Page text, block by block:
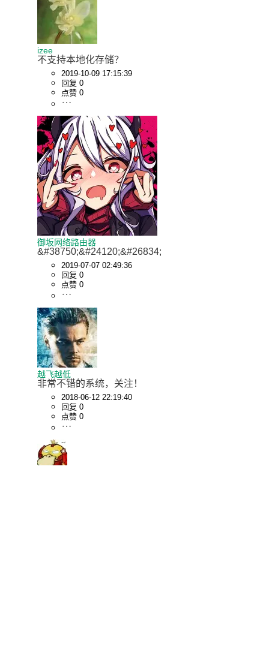
izee
不支持本地化存储？
2019-10-09 17:15:39
回复 0
点赞 0
御坂网络路由器
&#38750;&#24120;&#26834;
2019-07-07 02:49:36
回复 0
点赞 0
越飞越低
非常不错的系统，关注！
2018-06-12 22:19:40
回复 0
点赞 0